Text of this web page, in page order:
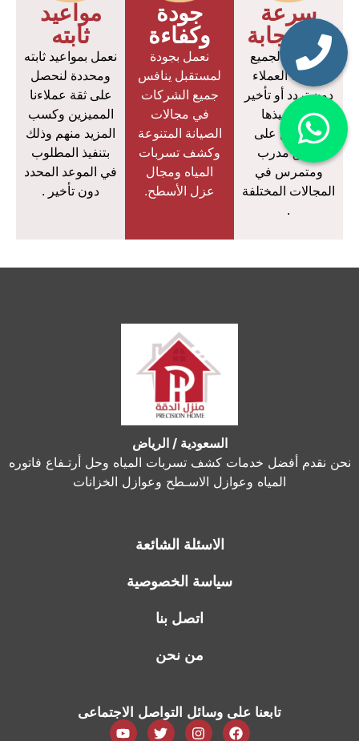
سرعة
الإستجابة
نستجيب لجميع
طلبات العملاء
دون تردد أو تأخير
في تنفيذها
معتمدين على
فريق مدرب
ومتمرس في
المجالات المختلفة
.
جودة
وكفاءة
نعمل بجودة
لمستقبل ينافس
جميع الشركات
في مجالات
الصيانة المتنوعة
وكشف تسربات
المياه ومجال
عزل الأسطح.
مواعيد
ثابته
نعمل بمواعيد ثابته
ومحددة لنحصل
على ثقة عملاءنا
المميزين وكسب
المزيد منهم وذلك
بتنفيذ المطلوب
في الموعد المحدد
دون تأخير .
السعودية / الرياض
نحن نقدم أفضل خدمات كشف تسربات المياه وحل أرتـفاع فاتوره
المياه وعوازل الاسـطح وعوازل الخزانات
الاسئلة الشائعة
سياسة الخصوصية
اتصل بنا
من نحن
تابعنا على وسائل التواصل الاجتماعى